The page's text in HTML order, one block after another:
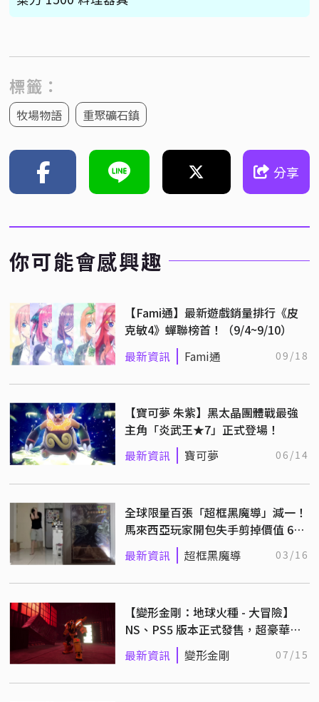
標籤：
牧場物語 重聚礦石鎮
分享
你可能會感興趣
【Fami通】最新遊戲銷量排行《皮
克敏4》蟬聯榜首！（9/4~9/10）
最新資訊 Fami通 09/18
【寶可夢 朱紫】黑太晶團體戰最強
主角「炎武王★7」正式登場！
最新資訊 寶可夢 06/14
全球限量百張「超框黑魔導」減一！
馬來西亞玩家開包失手剪掉價值 600
萬日圓的夢幻逸品
最新資訊 超框黑魔導 03/16
【變形金剛：地球火種 - 大冒險】
NS、PS5 版本正式發售，超豪華聲
優陣容獻聲配音！
最新資訊 變形金剛 07/15